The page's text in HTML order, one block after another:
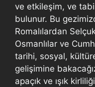
ve etkileşim, ve
bulunur. Bu
Romalılardan
Osmanlılar ve
tarihi, sosyal,
gelişimine
apaçık ve ışık